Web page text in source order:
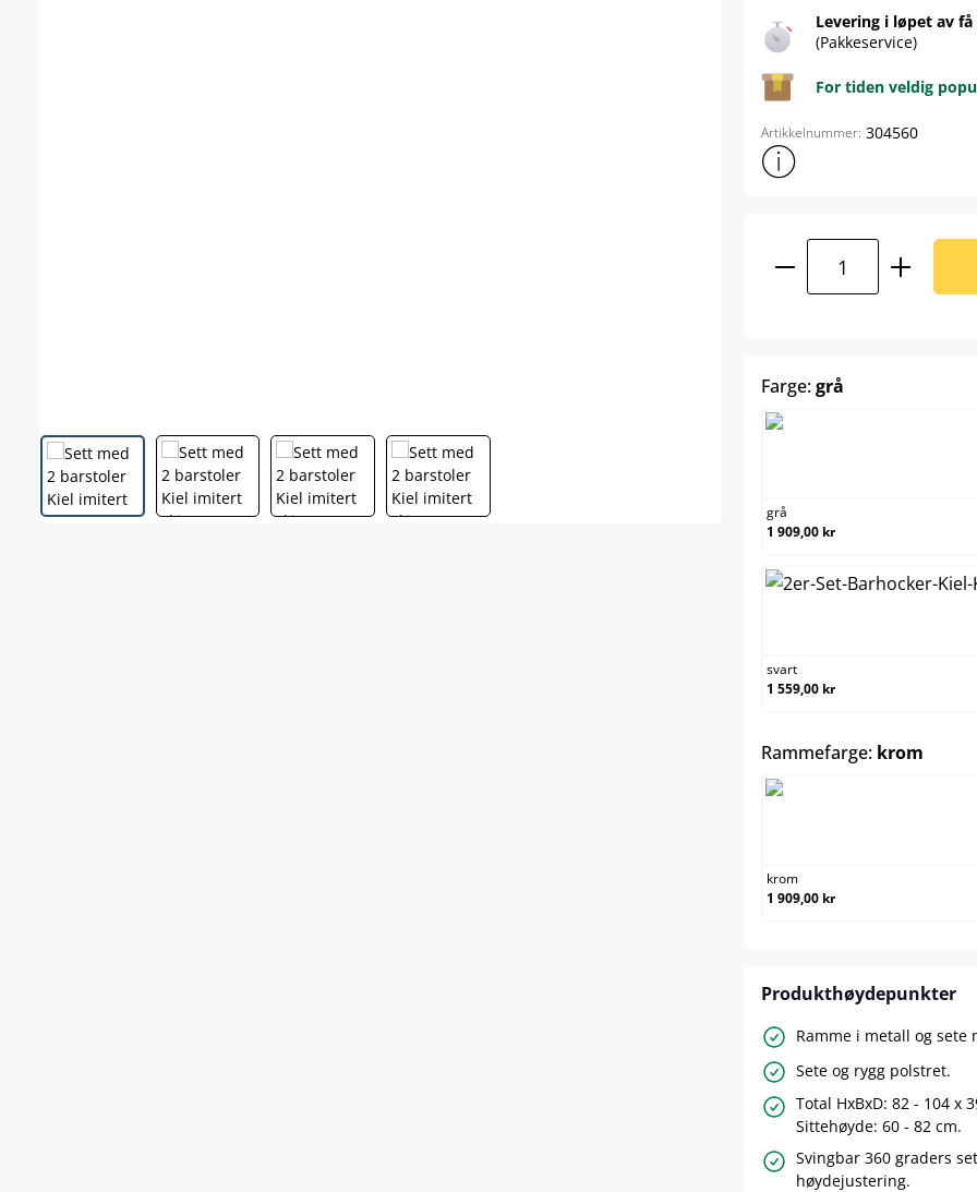
Levering i løpet av
(Pakkeservice)
For tiden veldig
Artikkelnummer: 304560
Vis mer produktinformasjon
Farge:grå
grå
1 909,00 kr
svart
1 559,00 kr
Rammefarge: krom
krom
1 909,00 kr
Produkthøydepunkter
Ramme i metall og
Sete og rygg polstret.
Total HxBxD: 82 - 104 x
Sittehøyde: 60 - 82 cm.
Svingbar 360 graders
høydejustering.